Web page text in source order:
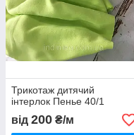
Трикотаж дитячий
інтерлок Пенье 40/1
від 200 ₴/м